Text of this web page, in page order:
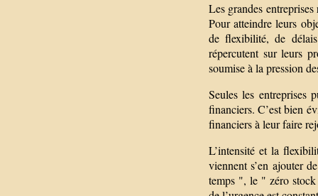
Les grandes
Pour atteindre leurs
de flexibilité, de
répercutent sur leurs
soumise à la pression
Seules les entreprises
financiers. C’est bien
financiers à leur faire
L’intensité et la
viennent s’en ajouter
temps ", le " zéro stock